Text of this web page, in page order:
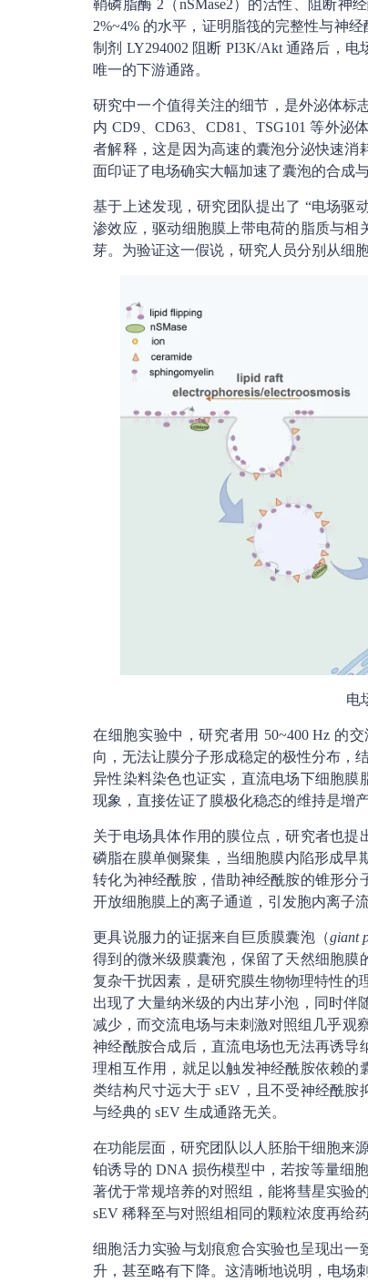
鞘磷脂酶 2（nSMase2）的活性、阻断神
2%~4% 的水平，证明脂筏的完整性与神
制剂 LY294002 阻断 PI3K/Akt 通路后，
唯一的下游通路。
研究中一个值得关注的细节，是外泌体标
内 CD9、CD63、CD81、TSG101 等外
者解释，这是因为高速的囊泡分泌快速消
面印证了电场确实大幅加速了囊泡的合成与
基于上述发现，研究团队提出了 “电场驱
渗效应，驱动细胞膜上带电荷的脂质与相
芽。为验证这一假说，研究人员分别从细
电
在细胞实验中，研究者用 50~400 Hz 的
向，无法让膜分子形成稳定的极性分布，
异性染料染色也证实，直流电场下细胞
现象，直接佐证了膜极化稳态的维持是增
关于电场具体作用的膜位点，研究者也
磷脂在膜单侧聚集，当细胞膜内陷形成早
转化为神经酰胺，借助神经酰胺的锥形分
开放细胞膜上的离子通道，引发胞内离子
更具说服力的证据来自巨质膜囊泡（giant
得到的微米级膜囊泡，保留了天然细胞
复杂干扰因素，是研究膜生物物理特性的
出现了大量纳米级的内出芽小泡，同时伴
减少，而交流电场与未刺激对照组几乎观
神经酰胺合成后，直流电场也无法再诱导
理相互作用，就足以触发神经酰胺依赖
类结构尺寸远大于 sEV，且不受神经酰胺
与经典的 sEV 生成通路无关。
在功能层面，研究团队以人胚胎干细胞来
铂诱导的 DNA 损伤模型中，若按等量细
著优于常规培养的对照组，能将彗星实验
sEV 稀释至与对照组相同的颗粒浓度再给
细胞活力实验与划痕愈合实验也呈现出一
升，甚至略有下降。这清晰地说明，电场